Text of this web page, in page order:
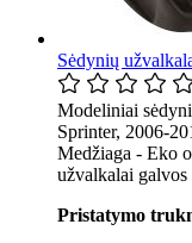
Sėdynių
Modeliniai
Sprinter, 2006-
Medžiaga - Eko
užvalkalai galvos
Pristatymo